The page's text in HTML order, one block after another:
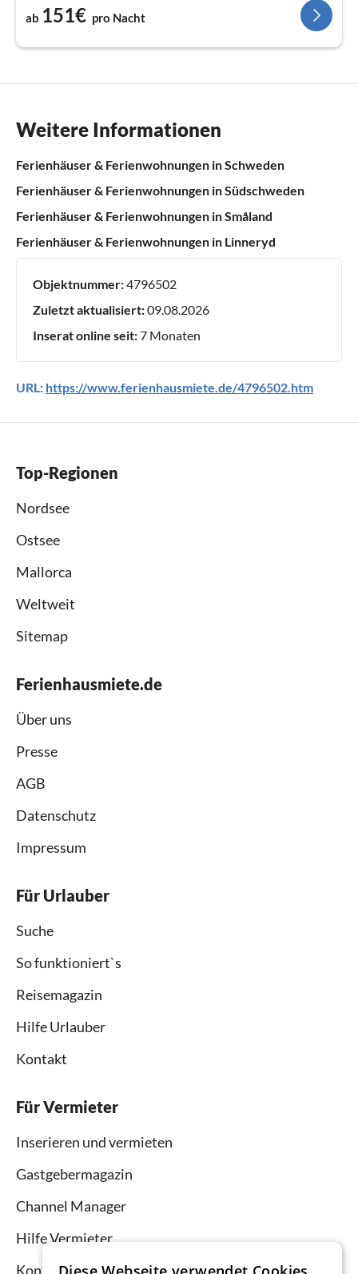
ab 151€ pro Nacht
Weitere Informationen
Ferienhäuser & Ferienwohnungen in Schweden
Ferienhäuser & Ferienwohnungen in Südschweden
Ferienhäuser & Ferienwohnungen in Småland
Ferienhäuser & Ferienwohnungen in Linneryd
Objektnummer:4796502
Zuletzt aktualisiert:09.08.2026
Inserat online seit:7 Monaten
URL: https://www.ferienhausmiete.de/4796502.htm
Top-Regionen
Nordsee
Ostsee
Mallorca
Weltweit
Sitemap
Ferienhausmiete.de
Über uns
Presse
AGB
Datenschutz
Impressum
Für Urlauber
Suche
So funktioniert`s
Reisemagazin
Hilfe Urlauber
Kontakt
Für Vermieter
Inserieren und vermieten
Gastgebermagazin
Channel Manager
Hilfe Vermieter
Kontakt